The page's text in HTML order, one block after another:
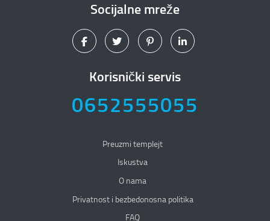
Socijalne mreže
Korisnički servis
0652555055
Preuzmi templejt
Iskustva
O nama
Privatnost i bezbedonosna politika
Privatnost i bezbedonosna politika
FAQ